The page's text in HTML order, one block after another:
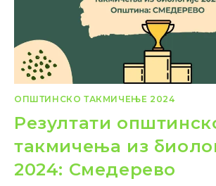
ОПШТИНСКО ТАКМИЧЕЊЕ 2024
Резултати
такмичења из
2024: Смедерево